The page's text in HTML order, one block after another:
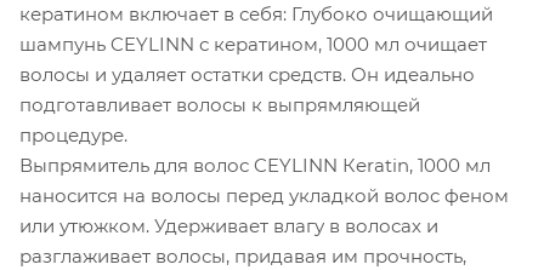
кератином включает в себя: Глубоко очищающий
шампунь CEYLINN с кератином, 1000 мл очищает
волосы и удаляет остатки средств. Он идеально
подготавливает волосы к выпрямляющей
процедуре.
Выпрямитель для волос CEYLINN Кeratin, 1000 мл
наносится на волосы перед укладкой волос феном
или утюжком. Удерживает влагу в волосах и
разглаживает волосы, придавая им прочность,